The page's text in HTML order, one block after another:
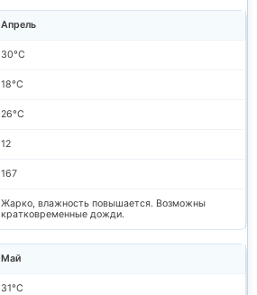
Апрель
30°C
18°C
26°C
12
167
Жарко, влажность повышается. Возможны
кратковременные дожди.
Май
31°C